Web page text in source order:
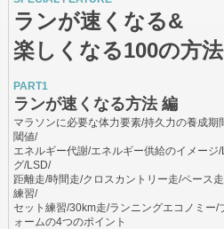
ランが速くなる&
楽しくなる100の方法
PART1
ランが速くなる方法 編
マラソンに必要な体力要素/持久力の養成
閾値/
エネルギー代謝/エネルギー供給のイメージ
グ/LSD/
距離走/時間走/クロスカントリー走/ペース
練習/
セット練習/30km走/ランニングエコノミー
ォームの4つのポイント